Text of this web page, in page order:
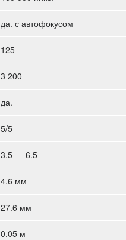
да. с автофокусом
125
3 200
да.
5/5
3.5 — 6.5
4.6 мм
27.6 мм
0.05 м